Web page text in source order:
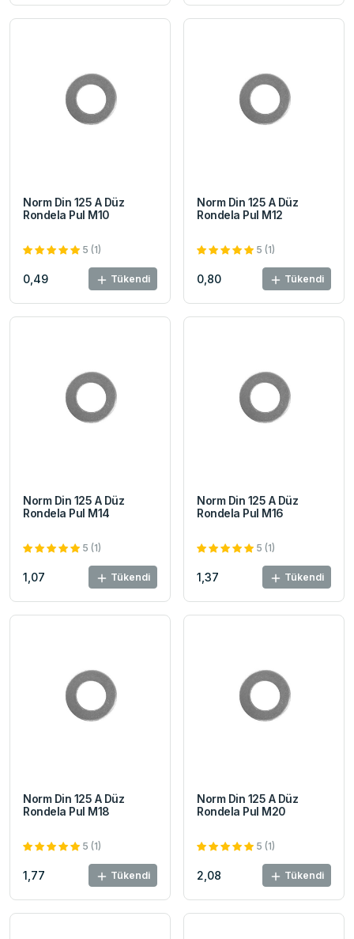
Norm Din 125 A Düz
Rondela Pul M10
5 (1)
0,49 Tükendi
Norm Din 125 A Düz
Rondela Pul M12
5 (1)
0,80 Tükendi
Norm Din 125 A Düz
Rondela Pul M14
5 (1)
1,07 Tükendi
Norm Din 125 A Düz
Rondela Pul M16
5 (1)
1,37 Tükendi
Norm Din 125 A Düz
Rondela Pul M18
5 (1)
1,77 Tükendi
Norm Din 125 A Düz
Rondela Pul M20
5 (1)
2,08 Tükendi